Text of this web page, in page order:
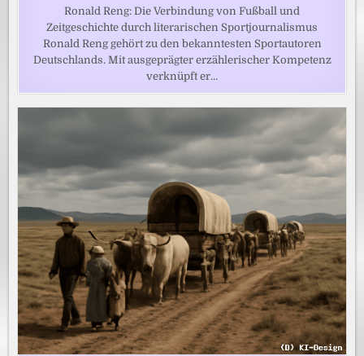
Ronald Reng: Die Verbindung von Fußball und
Zeitgeschichte durch literarischen Sportjournalismus
Ronald Reng gehört zu den bekanntesten Sportautoren
Deutschlands. Mit ausgeprägter erzählerischer Kompetenz
verknüpft er…